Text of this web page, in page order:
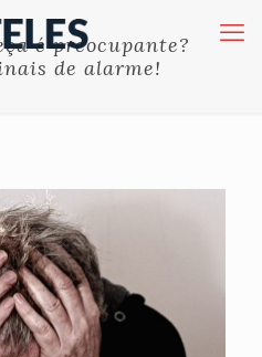
é preocupante?
de alarme!